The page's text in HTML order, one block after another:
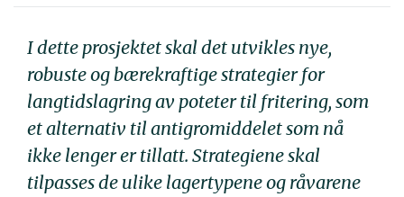
I dette prosjektet skal det utvikles nye,
robuste og bærekraftige strategier for
langtidslagring av poteter til fritering, som
et alternativ til antigromiddelet som nå
ikke lenger er tillatt. Strategiene skal
tilpasses de ulike lagertypene og råvarene